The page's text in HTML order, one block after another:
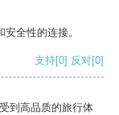
全性的连接。
支持[0] 反对[0]
到高品质的旅行体